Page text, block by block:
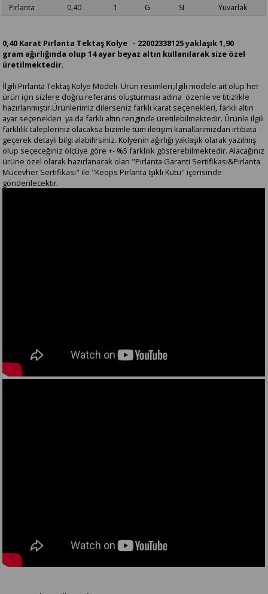
Pırlanta 0,40 1 G SI Yuvarlak
0,40 Karat Pırlanta Tektaş Kolye - 22002338125 yaklaşık 1,90
gram ağırlığında olup 14 ayar beyaz altın kullanılarak size özel
üretilmektedir.
İlgili Pırlanta Tektaş Kolye Modeli Ürün resimleri,ilgili modele ait olup her
ürün için sizlere doğru referans oluşturması adına özenle ve titizlikle
hazırlanmıştır.Ürünlerimiz dilerseniz farklı karat seçenekleri, farklı altın
ayar seçenekleri ya da farklı altın renginde üretilebilmektedir. Ürünle ilgili
farklılık talepleriniz olacaksa bizimle tüm iletişim kanallarımızdan irtibata
geçerek detaylı bilgi alabilirsiniz. Kolyenin ağırlığı yaklaşık olarak yazılmış
olup seçeceğiniz ölçüye göre +- %5 farklılık gösterebilmektedir. Alacağınız
ürüne özel olarak hazırlanacak olan "Pırlanta Garanti Sertifikası&Pırlanta
Mücevher Sertifikası" ile "Keops Pırlanta Işıklı Kutu" içerisinde
gönderilecektir.